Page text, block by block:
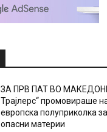
ЗА ПРВ ПАТ ВО
Трајлерс“ промовираше
европска полуприколка
опасни материи